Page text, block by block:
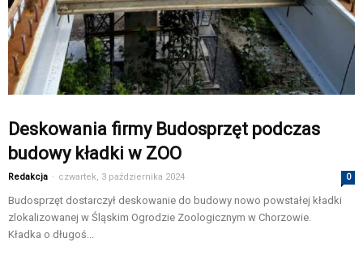
Deskowania firmy Budosprzęt podczas
budowy kładki w ZOO
Redakcja - czwartek, 3 października 2024 0
Budosprzęt dostarczył deskowanie do budowy nowo powstałej kładki
zlokalizowanej w Śląskim Ogrodzie Zoologicznym w Chorzowie.
Kładka o długoś...